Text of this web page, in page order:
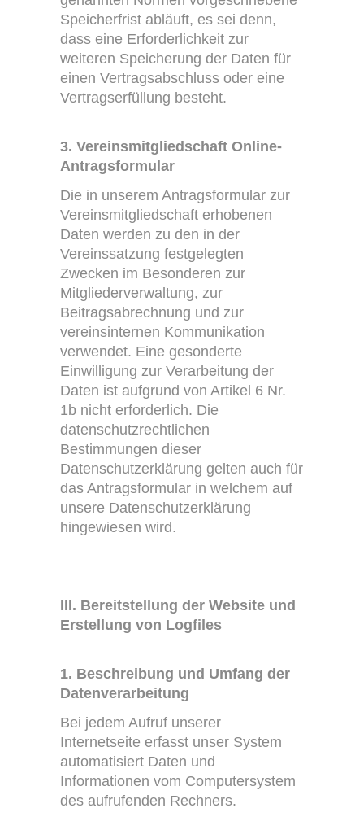
Speicherfrist abläuft, es sei denn,
dass eine Erforderlichkeit zur
weiteren Speicherung der Daten für
einen Vertragsabschluss oder eine
Vertragserfüllung besteht.
3. Vereinsmitgliedschaft Online-
Antragsformular
Die in unserem Antragsformular zur
Vereinsmitgliedschaft erhobenen
Daten werden zu den in der
Vereinssatzung festgelegten
Zwecken im Besonderen zur
Mitgliederverwaltung, zur
Beitragsabrechnung und zur
vereinsinternen Kommunikation
verwendet. Eine gesonderte
Einwilligung zur Verarbeitung der
Daten ist aufgrund von Artikel 6 Nr.
1b nicht erforderlich. Die
datenschutzrechtlichen
Bestimmungen dieser
Datenschutzerklärung gelten auch für
das Antragsformular in welchem auf
unsere Datenschutzerklärung
hingewiesen wird.
III. Bereitstellung der Website und
Erstellung von Logfiles
1. Beschreibung und Umfang der
Datenverarbeitung
Bei jedem Aufruf unserer
Internetseite erfasst unser System
automatisiert Daten und
Informationen vom Computersystem
des aufrufenden Rechners.